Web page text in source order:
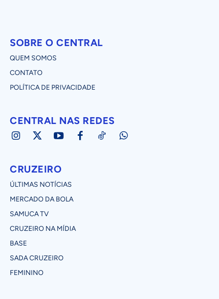
SOBRE O CENTRAL
QUEM SOMOS
CONTATO
POLÍTICA DE PRIVACIDADE
CENTRAL NAS REDES
CRUZEIRO
ÚLTIMAS NOTÍCIAS
MERCADO DA BOLA
SAMUCA TV
CRUZEIRO NA MÍDIA
BASE
SADA CRUZEIRO
FEMININO